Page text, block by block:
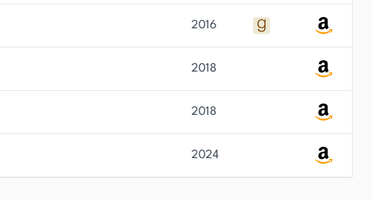
2016
2018
2018
2024